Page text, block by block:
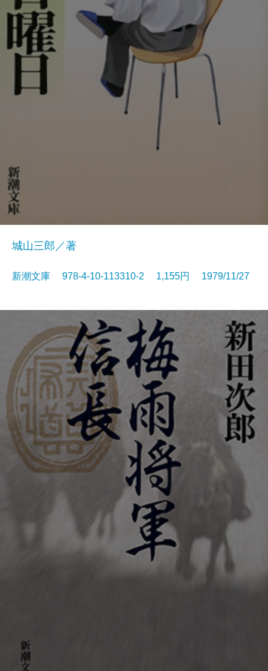
城山三郎／著
新潮文庫 978-4-10-113310-2 1,155円 1979/11/27